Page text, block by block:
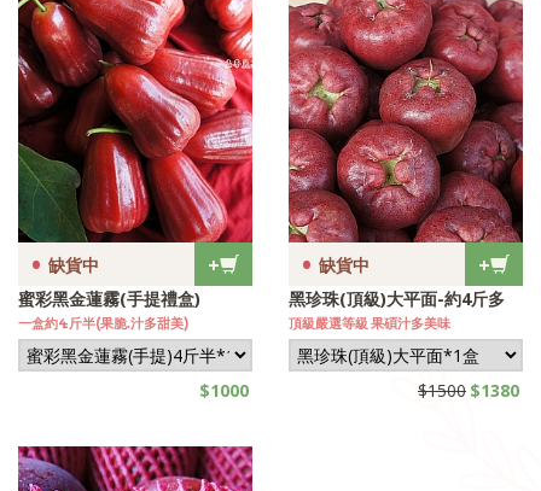
+
• 缺貨中
蜜彩黑金蓮霧(手提禮盒)
一盒約4斤半(果脆.汁多甜美)
$1000
+
• 缺貨中
黑珍珠(頂級)大平面-約4斤多
頂級嚴選等級 果碩汁多美味
$1500 $1380